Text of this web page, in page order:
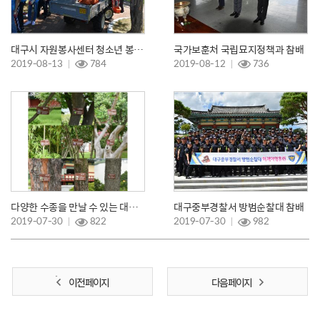
대구시 자원봉사센터 청소년 봉사활동
2019-08-13 784
국가보훈처 국립묘지정책과 참배
2019-08-12 736
다양한 수종을 만날 수 있는 대구 도심 속 아름다운 국립신암선열공원
2019-07-30 822
대구중부경찰서 방범순찰대 참배
2019-07-30 982
이전 페이지 다음 페이지